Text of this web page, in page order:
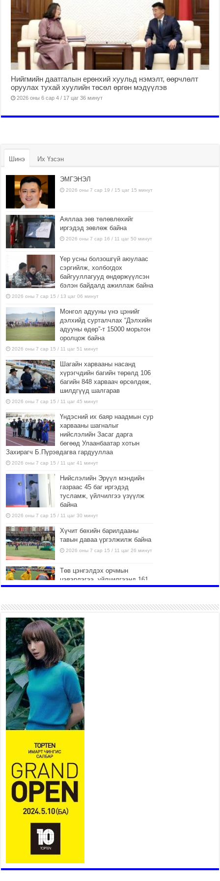
Нийгмийн даатгалын ерөнхий хуульд нэмэлт, өөрчлөлт
оруулах тухай хуулийн төсөл өргөн мэдүүлэв
2026 оны 6 сар 4 / 17 цаг 36 минут
Шинэ Их Үзсэн
ЭМГЭНЭЛ
2026 оны 7 сар 19 / 15 цаг 15 минут
Аяллаа зөв төлөвлөхийг
иргэдэд зөвлөж байна
2026 оны 7 сар 16 / 11 цаг 50 минут
Үер усны болзошгүй аюулаас
сэргийлж, холбогдох
байгууллагууд өндөржүүлсэн
бэлэн байдалд ажиллаж байна
2026 оны 7 сар 15 / 13 цаг 06 минут
Монгол адууны үнэ цэнийг
дэлхийд сурталчлах “Дэлхийн
адууны өдөр”-т 15000 морьтон
оролцож байна
2026 оны 7 сар 15 / 11 цаг 51 минут
Шагайн харвааны насанд
хүрэгчдийн багийн төрөлд 106
багийн 848 харваач өрсөлдөж,
шилдгүүд шалгарав
2026 оны 7 сар 15 / 11 цаг 45 минут
Үндэсний их баяр наадмын сур
харвааны шагналыг
нийслэлийн Засаг дарга
бөгөөд Улаанбаатар хотын
Захирагч Б.Пүрэвдагва гардууллаа
2026 оны 7 сар 15 / 11 цаг 41 минут
Нийслэлийн Эрүүл мэндийн
газраас 45 баг иргэдэд
тусламж, үйлчилгээ үзүүлж
байна
2026 оны 7 сар 15 / 11 цаг 30 минут
Хүчит бөхийн барилдааны
тавын даваа үргэлжилж байна
2026 оны 7 сар 15 / 11 цаг 26 минут
Төв цэнгэлдэх орчмын
цэвэрлэгээ, үйлчилгээнд 161
ажилтан, 27 техниктэй
2026 оны 7 сар 15 / 11 цаг 22 минут
Наадмын амралтын өдрүүдэд
нийслэлийн эрүүл мэндийн
байгууллагууд дараах
хуваарийн дагуу ажиллана
2026 оны 7 сар 15 / 11 цаг 18 минут
Үндэсний их баяр наадам
эхэллээ
2026 оны 7 сар 15 / 11 цаг 14 минут
Үер усны аюулаас сэргийлж, нийслэлийн Онцгой
байдлын газрын 162 алба хаагч үүрэг гүйцэтгэж
байна
2026 оны 7 сар 15 / 11 цаг 07 минут
Үндэсний их сурын харваанд 850 харваач цэц
мэргэнээ сорьж байна
2026 оны 7 сар 15 / 11 цаг 03 минут
Төв цэнгэлдэхийн эргэн тойронд
2026 оны 7 сар 15 / 10 цаг 58 минут
Үндэсний их баяр наадмын шагайн харваа
насанд хүрэгчдийн багийн харваагаар
үргэлжилж байна
2026 оны 7 сар 15 / 10 цаг 52 минут
Үндэсний их баяр наадмын хүчит бөхийн